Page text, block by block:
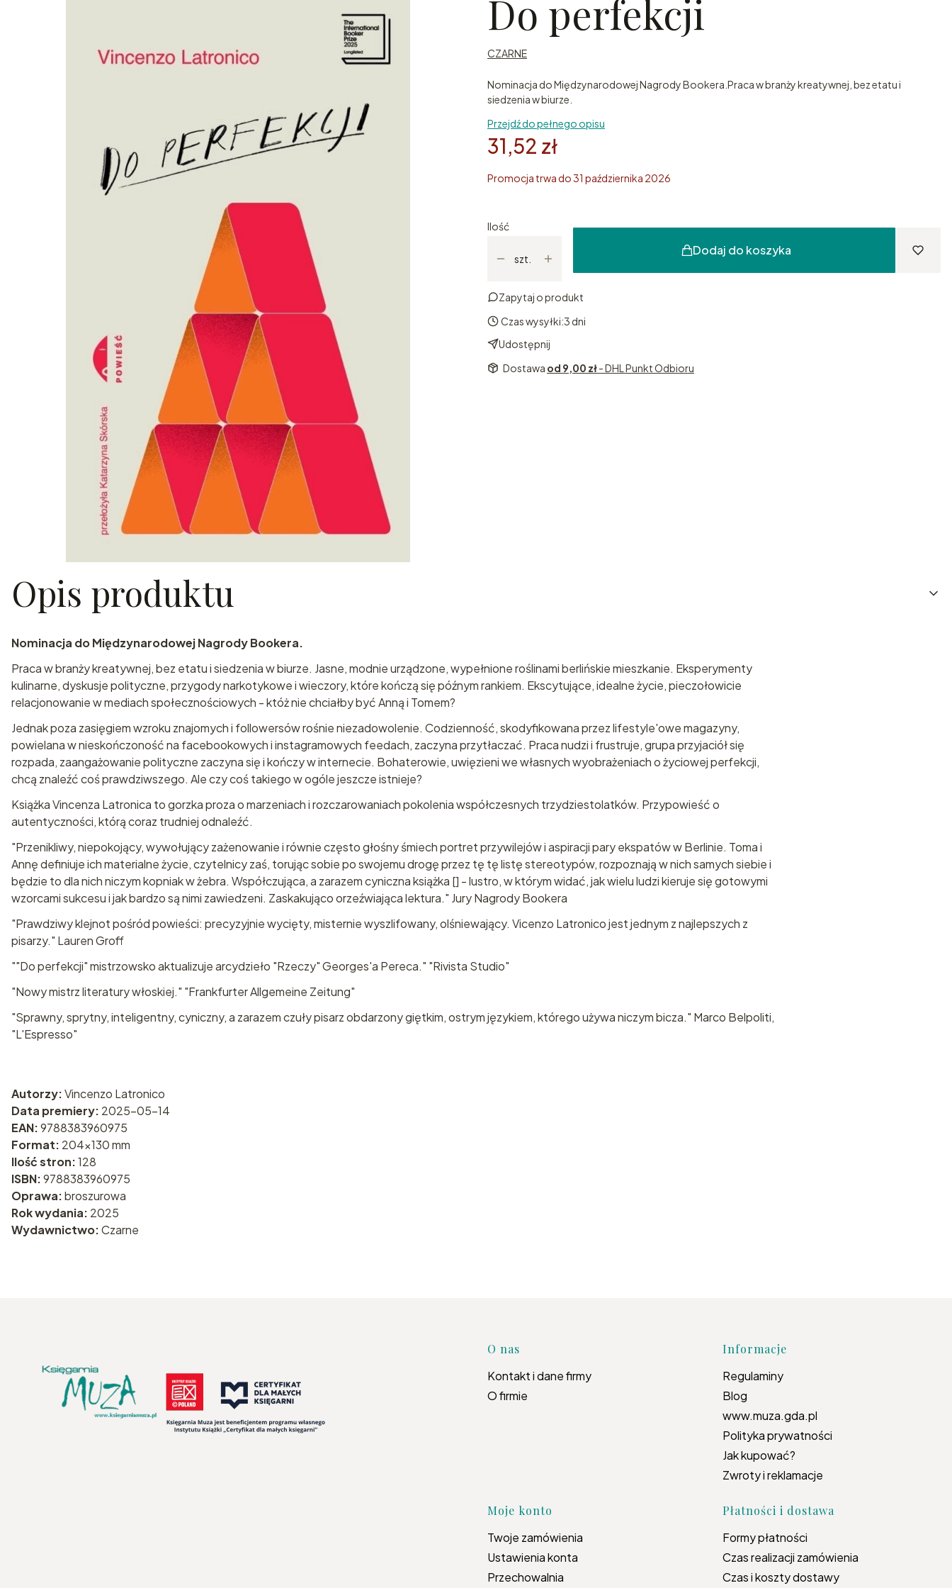
Do perfekcji
CZARNE
Nominacja do Międzynarodowej Nagrody Bookera.Praca w branży kreatywnej, bez etatu i
siedzenia w biurze.
Przejdź do pełnego opisu
31,52 zł
Promocja trwa do 31 października 2026
Ilość
szt.
Dodaj do koszyka
Zapytaj o produkt
Czas wysyłki:3 dni
Udostępnij
Dostawa od 9,00 zł- DHL Punkt Odbioru
Opis produktu
Nominacja do Międzynarodowej Nagrody Bookera.
Praca w branży kreatywnej, bez etatu i siedzenia w biurze. Jasne, modnie urządzone, wypełnione roślinami berlińskie mieszkanie. Eksperymenty
kulinarne, dyskusje polityczne, przygody narkotykowe i wieczory, które kończą się późnym rankiem. Ekscytujące, idealne życie, pieczołowicie
relacjonowanie w mediach społecznościowych - któż nie chciałby być Anną i Tomem?
Jednak poza zasięgiem wzroku znajomych i followersów rośnie niezadowolenie. Codzienność, skodyfikowana przez lifestyle'owe magazyny,
powielana w nieskończoność na facebookowych i instagramowych feedach, zaczyna przytłaczać. Praca nudzi i frustruje, grupa przyjaciół się
rozpada, zaangażowanie polityczne zaczyna się i kończy w internecie. Bohaterowie, uwięzieni we własnych wyobrażeniach o życiowej perfekcji,
chcą znaleźć coś prawdziwszego. Ale czy coś takiego w ogóle jeszcze istnieje?
Książka Vincenza Latronica to gorzka proza o marzeniach i rozczarowaniach pokolenia współczesnych trzydziestolatków. Przypowieść o
autentyczności, którą coraz trudniej odnaleźć.
"Przenikliwy, niepokojący, wywołujący zażenowanie i równie często głośny śmiech portret przywilejów i aspiracji pary ekspatów w Berlinie. Toma i
Annę definiuje ich materialne życie, czytelnicy zaś, torując sobie po swojemu drogę przez tę tę listę stereotypów, rozpoznają w nich samych siebie i
będzie to dla nich niczym kopniak w żebra. Współczująca, a zarazem cyniczna książka [] - lustro, w którym widać, jak wielu ludzi kieruje się gotowymi
wzorcami sukcesu i jak bardzo są nimi zawiedzeni. Zaskakująco orzeźwiająca lektura." Jury Nagrody Bookera
"Prawdziwy klejnot pośród powieści: precyzyjnie wycięty, misternie wyszlifowany, olśniewający. Vicenzo Latronico jest jednym z najlepszych z
pisarzy." Lauren Groff
""Do perfekcji" mistrzowsko aktualizuje arcydzieło "Rzeczy" Georges'a Pereca." "Rivista Studio"
"Nowy mistrz literatury włoskiej." "Frankfurter Allgemeine Zeitung"
"Sprawny, sprytny, inteligentny, cyniczny, a zarazem czuły pisarz obdarzony giętkim, ostrym językiem, którego używa niczym bicza." Marco Belpoliti,
"L'Espresso"
Autorzy:Vincenzo Latronico
Data premiery: 2025-05-14
EAN:9788383960975
Format: 204x130 mm
Ilość stron:128
ISBN:9788383960975
Oprawa:broszurowa
Rok wydania: 2025
Wydawnictwo:Czarne
Linki w stopce
O nas
Kontakt i dane firmy
O firmie
Informacje
Regulaminy
Blog
www.muza.gda.pl
Polityka prywatności
Jak kupować?
Zwroty i reklamacje
Moje konto
Twoje zamówienia
Ustawienia konta
Przechowalnia
Płatności i dostawa
Formy płatności
Czas realizacji zamówienia
Czas i koszty dostawy